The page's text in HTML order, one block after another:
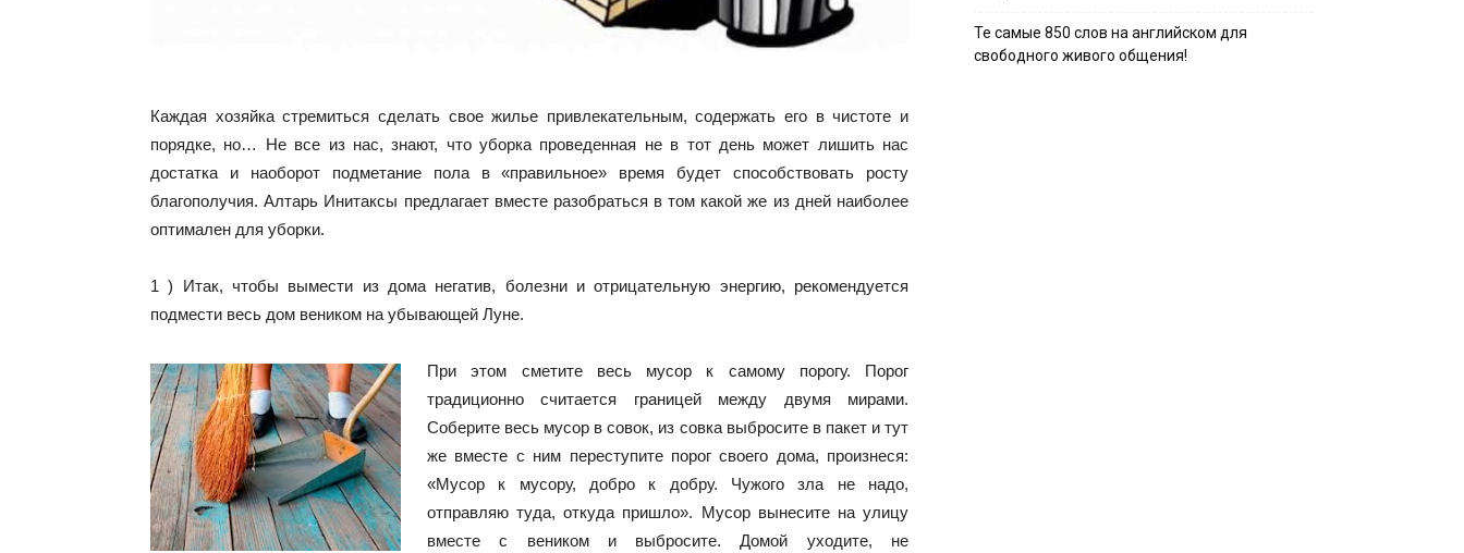
Каждая хозяйка стремиться сделать свое жилье привлекательным, содержать его в чистоте и
порядке, но… Не все из нас, знают, что уборка проведенная не в тот день может лишить нас
достатка и наоборот подметание пола в «правильное» время будет способствовать росту
благополучия. Алтарь Инитаксы предлагает вместе разобраться в том какой же из дней наиболее
оптимален для уборки.
1 ) Итак, чтобы вымести из дома негатив, болезни и отрицательную энергию, рекомендуется
подмести весь дом веником на убывающей Луне.
При этом сметите весь мусор к самому порогу. Порог
традиционно считается границей между двумя мирами.
Соберите весь мусор в совок, из совка выбросите в пакет и тут
же вместе с ним переступите порог своего дома, произнеся:
«Мусор к мусору, добро к добру. Чужого зла не надо,
отправляю туда, откуда пришло». Мусор вынесите на улицу
вместе с веником и выбросите. Домой уходите, не
Те самые 850 слов на английском для
свободного живого общения!